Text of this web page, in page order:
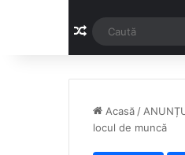
Articol aleatoriu
Acasă /
locul de muncă